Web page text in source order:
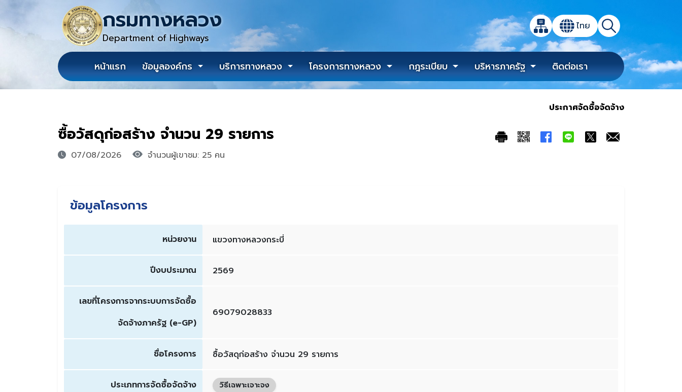
กรมทางหลวง
Department of Highways แผนผังเว็บไซต์
เปลี่ยนภาษา
ไทย ค้นหา
เปิดกล่องค้นหาข้อมูลหลักของเว็บไซต์
หน้าแรก ข้อมูลองค์กร บริการทางหลวง โครงการทางหลวง กฎระเบียบ บริหารภาครัฐ ติดต่อเรา
ประกาศจัดซื้อจัดจ้าง
ซื้อวัสดุก่อสร้าง จำนวน 29 รายการ
07/08/2026 จำนวนผู้เขาชม: 25 คน
ข้อมูลโครงการ
หน่วยงาน แขวงทางหลวงกระบี่
ปีงบประมาณ 2569
เลขที่โครงการจากระบบการจัดซื้อ
จัดจ้างภาครัฐ (e-GP)
69079028833
ชื่อโครงการ ซื้อวัสดุก่อสร้าง จำนวน 29 รายการ
ประเภทการจัดซื้อจัดจ้าง วิธีเฉพาะเจาะจง